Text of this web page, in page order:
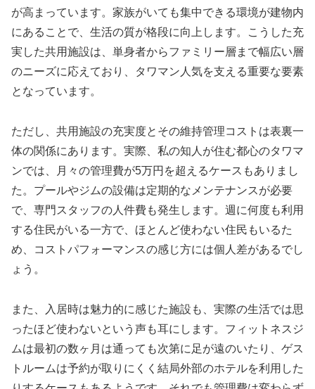
が高まっています。家族がいても集中できる環境が建物内
にあることで、生活の質が格段に向上します。こうした充
実した共用施設は、単身者からファミリー層まで幅広い層
のニーズに応えており、タワマン人気を支える重要な要素
となっています。
ただし、共用施設の充実度とその維持管理コストは表裏一
体の関係にあります。実際、私の知人が住む都心のタワマ
ンでは、月々の管理費が5万円を超えるケースもありまし
た。プールやジムの設備は定期的なメンテナンスが必要
で、専門スタッフの人件費も発生します。週に何度も利用
する住民がいる一方で、ほとんど使わない住民もいるた
め、コストパフォーマンスの感じ方には個人差があるでし
ょう。
また、入居時は魅力的に感じた施設も、実際の生活では思
ったほど使わないという声も耳にします。フィットネスジ
ムは最初の数ヶ月は通っても次第に足が遠のいたり、ゲス
トルームは予約が取りにくく結局外部のホテルを利用した